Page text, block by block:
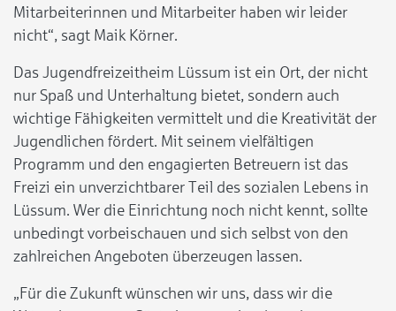
Mitarbeiterinnen und Mitarbeiter haben wir leider
nicht“, sagt Maik Körner.
Das Jugendfreizeitheim Lüssum ist ein Ort, der nicht
nur Spaß und Unterhaltung bietet, sondern auch
wichtige Fähigkeiten vermittelt und die Kreativität der
Jugendlichen fördert. Mit seinem vielfältigen
Programm und den engagierten Betreuern ist das
Freizi ein unverzichtbarer Teil des sozialen Lebens in
Lüssum. Wer die Einrichtung noch nicht kennt, sollte
unbedingt vorbeischauen und sich selbst von den
zahlreichen Angeboten überzeugen lassen.
„Für die Zukunft wünschen wir uns, dass wir die